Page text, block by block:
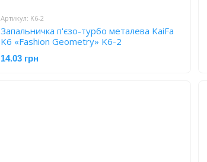
Артикул: K6-2
Запальничка п'єзо-турбо металева KaiFa
K6 «Fashion Geometry» K6-2
14.03 грн